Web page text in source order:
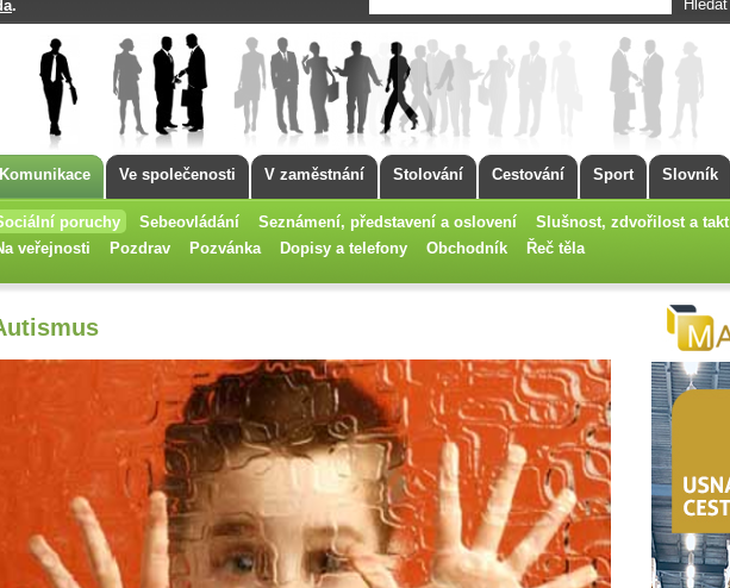
.
Komunikace Ve společenosti V zaměstnání Stolování Cestování Sport Slovník
poruchy Sebeovládání Seznámení, představení a oslovení
Slušnost, zdvořilost a takt
veřejnosti
Pozdrav Pozvánka Dopisy a telefony Obchodník
Řeč těla